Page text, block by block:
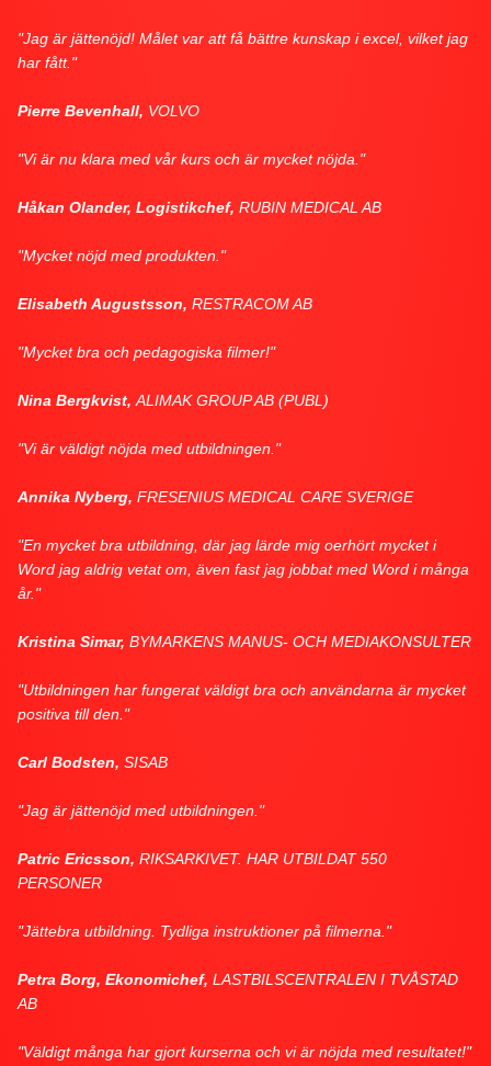
"Jag är jättenöjd! Målet var att få bättre kunskap i excel, vilket jag
har fått."
Pierre Bevenhall, VOLVO
"Vi är nu klara med vår kurs och är mycket nöjda."
Håkan Olander, Logistikchef, RUBIN MEDICAL AB
"Mycket nöjd med produkten."
Elisabeth Augustsson, RESTRACOM AB
"Mycket bra och pedagogiska filmer!"
Nina Bergkvist, ALIMAK GROUP AB (PUBL)
"Vi är väldigt nöjda med utbildningen."
Annika Nyberg, FRESENIUS MEDICAL CARE SVERIGE
"En mycket bra utbildning, där jag lärde mig oerhört mycket i
Word jag aldrig vetat om, även fast jag jobbat med Word i många
år."
Kristina Simar, BYMARKENS MANUS- OCH MEDIAKONSULTER
"Utbildningen har fungerat väldigt bra och användarna är mycket
positiva till den."
Carl Bodsten, SISAB
"Jag är jättenöjd med utbildningen."
Patric Ericsson, RIKSARKIVET. HAR UTBILDAT 550
PERSONER
"Jättebra utbildning. Tydliga instruktioner på filmerna."
Petra Borg, Ekonomichef, LASTBILSCENTRALEN I TVÅSTAD
AB
"Väldigt många har gjort kurserna och vi är nöjda med resultatet!"